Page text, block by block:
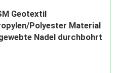
Geotextil
Polyester Material
Nadel durchbohrt